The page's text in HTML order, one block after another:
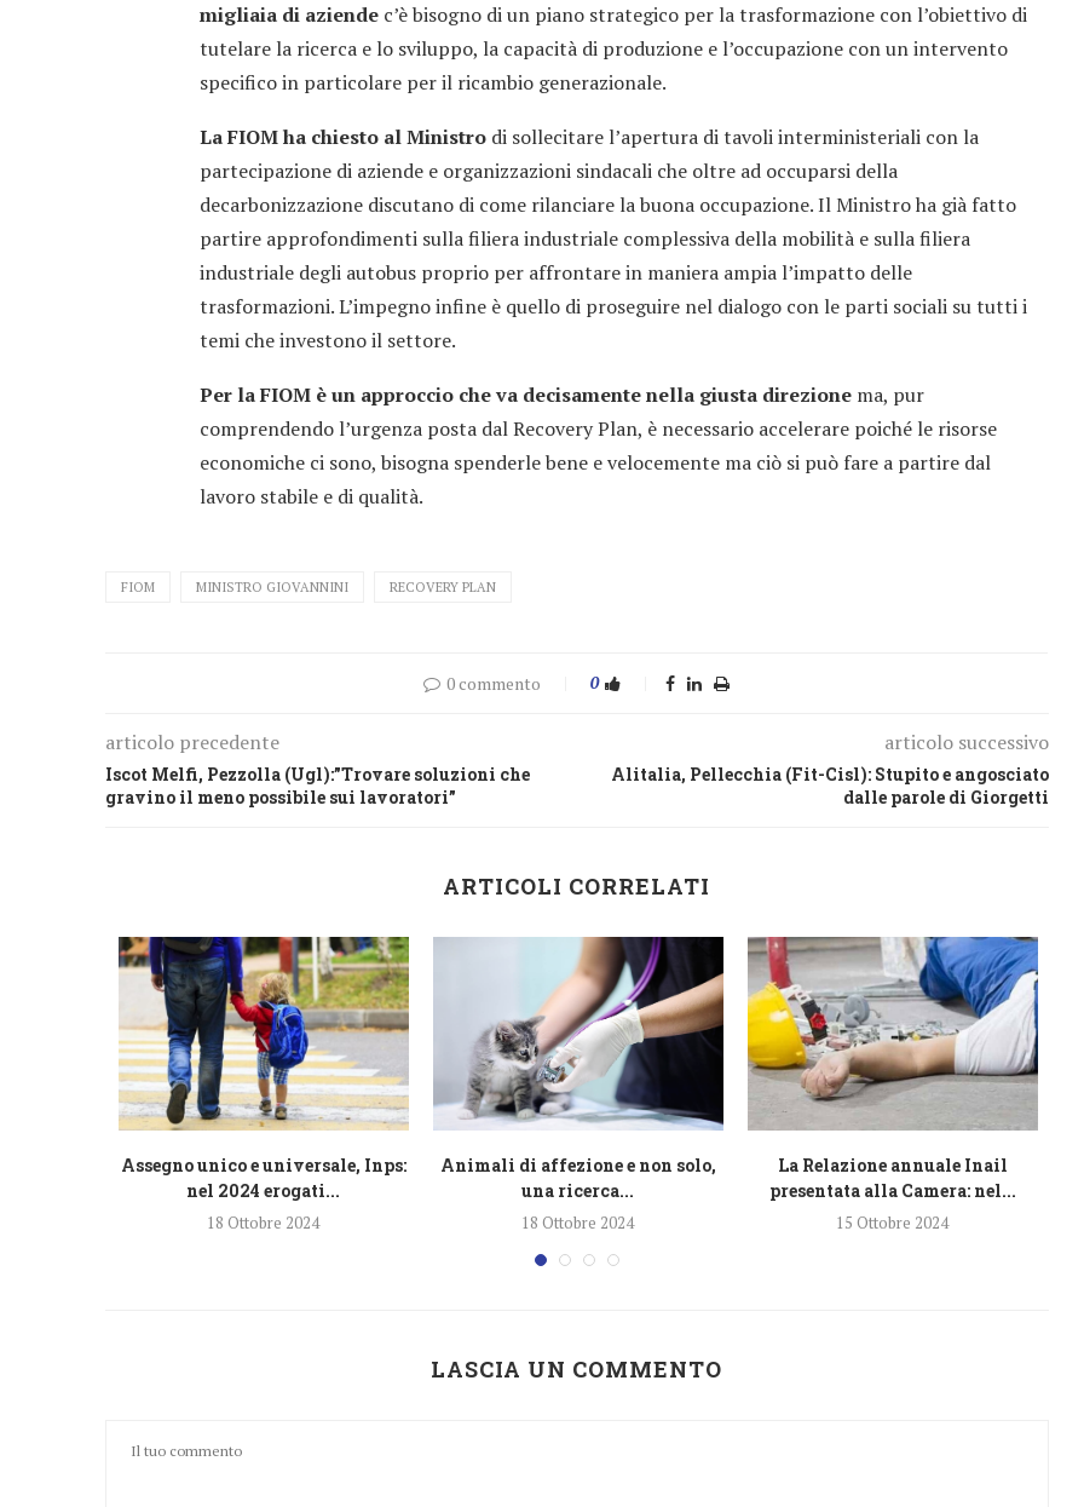
migliaia di aziende c’è bisogno di un piano strategico per la trasformazione con l’obiettivo di
tutelare la ricerca e lo sviluppo, la capacità di produzione e l’occupazione con un intervento
specifico in particolare per il ricambio generazionale.
La FIOM ha chiesto al Ministrodi sollecitare l’apertura di tavoli interministeriali con la
partecipazione di aziende e organizzazioni sindacali che oltre ad occuparsi della
decarbonizzazione discutano di come rilanciare la buona occupazione. Il Ministro ha già fatto
partire approfondimenti sulla filiera industriale complessiva della mobilità e sulla filiera
industriale degli autobus proprio per affrontare in maniera ampia l’impatto delle
trasformazioni. L’impegno infine è quello di proseguire nel dialogo con le parti sociali su tutti i
temi che investono il settore.
Per la FIOM è un approccio che va decisamente nella giusta direzionema, pur
comprendendo l’urgenza posta dal Recovery Plan, è necessario accelerare poiché le risorse
economiche ci sono, bisogna spenderle bene e velocemente ma ciò si può fare a partire dal
lavoro stabile e di qualità.
FIOM MINISTRO GIOVANNINI RECOVERY PLAN
0 commento 0
articolo precedente
Iscot Melfi, Pezzolla (Ugl):”Trovare soluzioni che
gravino il meno possibile sui lavoratori”
articolo successivo
Alitalia, Pellecchia (Fit-Cisl): Stupito e angosciato
dalle parole di Giorgetti
ARTICOLI CORRELATI
Assegno unico e universale, Inps:
nel 2024 erogati...
18 Ottobre 2024
Animali di affezione e non solo,
una ricerca...
18 Ottobre 2024
La Relazione annuale Inail
presentata alla Camera: nel...
15 Ottobre 2024
LASCIA UN COMMENTO